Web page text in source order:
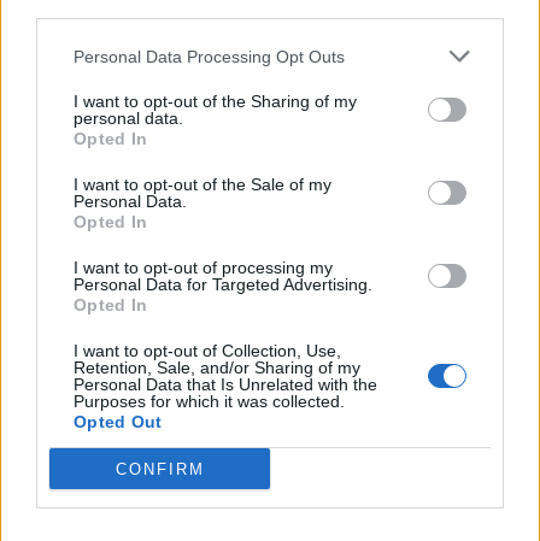
Personal Data Processing Opt Outs
I want to opt-out of the Sharing of my
personal data.
Opted In
I want to opt-out of the Sale of my
Personal Data.
Opted In
I want to opt-out of processing my
Personal Data for Targeted Advertising.
Opted In
I want to opt-out of Collection, Use,
Retention, Sale, and/or Sharing of my
Personal Data that Is Unrelated with the
Purposes for which it was collected.
Opted Out
CONFIRM
området, indtil hændelsen er undersøgt nærmere.
helt væk fra området. Men hvis man vil være i
området, anbefaler myndighederne, at borgere
"udviser særlig agtpågivenhed".
Rabjerg Madsen (S) siger, at myndighederne
agerer efter et forsigtighedsprincip.
- Ulven er blevet en del af den danske natur. Hvis
den skal være det på en ordentlig måde, kræver
det, at vi fra politisk hold og fra myndighedernes
side bruger de muligheder, vi har for at passe
godt på befolkningen, siger ministeren til
Premiere på egnsspil havde plads til
improvisation
Vibe Maria Dahl Andersen
Følg os på Discover
SKAGEN: I Skagen Egnsspil, som for første gang i
der både plads til mere fast instruktion og
improvisation.
Og efter premieren lørdag er årets instruktør mere
end tilfreds.